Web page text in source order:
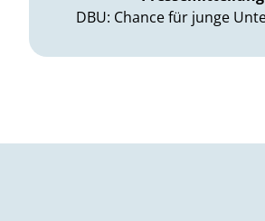
DBU: Chance für junge